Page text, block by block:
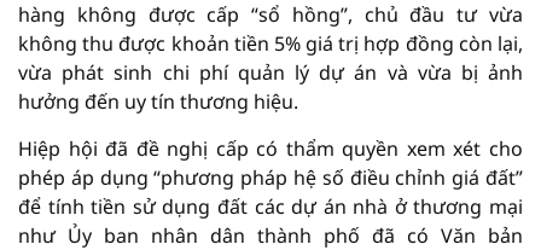
hàng không được cấp “sổ hồng”, chủ đầu tư vừa
không thu được khoản tiền 5% giá trị hợp đồng còn lại,
vừa phát sinh chi phí quản lý dự án và vừa bị ảnh
hưởng đến uy tín thương hiệu.
Hiệp hội đã đề nghị cấp có thẩm quyền xem xét cho
phép áp dụng “phương pháp hệ số điều chỉnh giá đất”
để tính tiền sử dụng đất các dự án nhà ở thương mại
như Ủy ban nhân dân thành phố đã có Văn bản